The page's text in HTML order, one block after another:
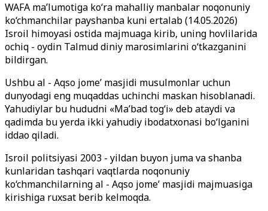
WAFA ma’lumotiga ko‘ra mahalliy manbalar noqonuniy
ko‘chmanchilar payshanba kuni ertalab (14.05.2026)
Isroil himoyasi ostida majmuaga kirib, uning hovlilarida
ochiq - oydin Talmud diniy marosimlarini o‘tkazganini
bildirgan.
Ushbu al - Aqso jome’ masjidi musulmonlar uchun
dunyodagi eng muqaddas uchinchi maskan hisoblanadi.
Yahudiylar bu hududni «Ma’bad tog‘i» deb ataydi va
qadimda bu yerda ikki yahudiy ibodatxonasi bo‘lganini
iddao qiladi.
Isroil politsiyasi 2003 - yildan buyon juma va shanba
kunlaridan tashqari vaqtlarda noqonuniy
ko‘chmanchilarning al - Aqso jome’ masjidi majmuasiga
kirishiga ruxsat berib kelmoqda.